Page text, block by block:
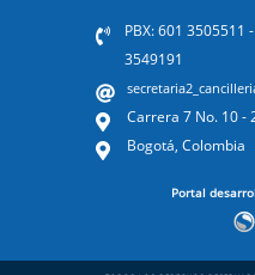
PBX: 601 3505511
3549191
Carrera 7 No. 10 -
Bogotá, Colombia
Portal